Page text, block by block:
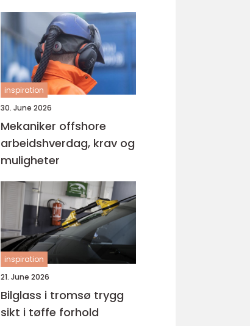
inspiration
30. June 2026
Mekaniker offshore
arbeidshverdag, krav og
muligheter
inspiration
21. June 2026
Bilglass i tromsø trygg
sikt i tøffe forhold